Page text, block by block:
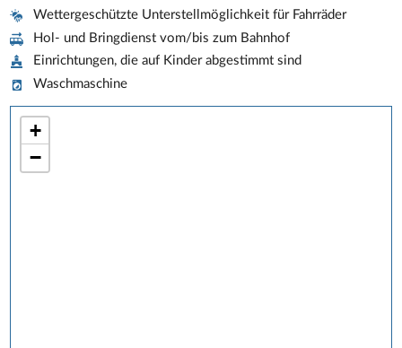
+
−
Wettergeschützte Unterstellmöglichkeit für Fahrräder
Hol- und Bringdienst vom/bis zum Bahnhof
Einrichtungen, die auf Kinder abgestimmt sind
Waschmaschine